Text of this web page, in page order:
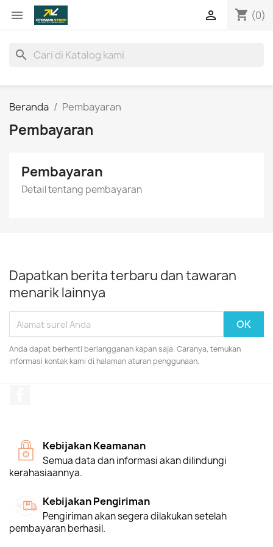
 shopping_cart (0)

search
Beranda Pembayaran
Pembayaran
Pembayaran
Detail tentang pembayaran
Dapatkan berita terbaru dan tawaran
menarik lainnya
Anda dapat berhenti berlangganan kapan saja. Caranya, temukan
informasi kontak kami di halaman aturan penggunaan.
Kebijakan Keamanan
Semua data dan informasi akan dilindungi
kerahasiaannya.
Kebijakan Pengiriman
Pengiriman akan segera dilakukan setelah
pembayaran berhasil.